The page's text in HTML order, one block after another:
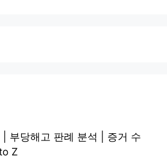
| 부당해고 판례 분석 | 증거 수
Z